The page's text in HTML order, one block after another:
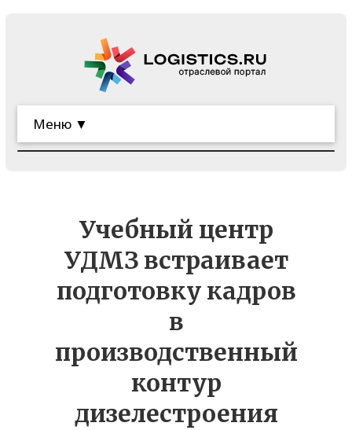
Меню ▼
Учебный центр
УДМЗ встраивает
подготовку кадров
в
производственный
контур
дизелестроения